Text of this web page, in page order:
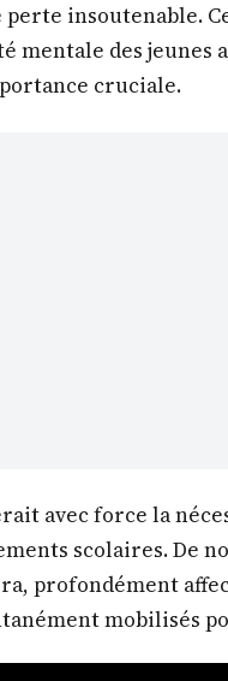
insoutenable.
mentale des jeunes
cruciale.
avec force la
scolaires. De
profondément
mobilisés